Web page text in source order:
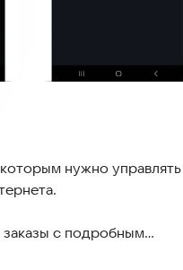
нужно управлять
заказы с подробным
своего чек-листа, вести